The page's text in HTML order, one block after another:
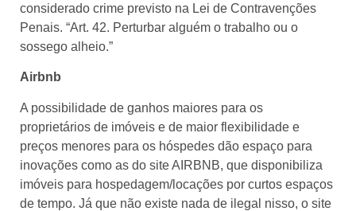
considerado crime previsto na Lei de Contravenções
Penais. “Art. 42. Perturbar alguém o trabalho ou o
sossego alheio.”
Airbnb
A possibilidade de ganhos maiores para os
proprietários de imóveis e de maior flexibilidade e
preços menores para os hóspedes dão espaço para
inovações como as do site AIRBNB, que disponibiliza
imóveis para hospedagem/locações por curtos espaços
de tempo. Já que não existe nada de ilegal nisso, o site